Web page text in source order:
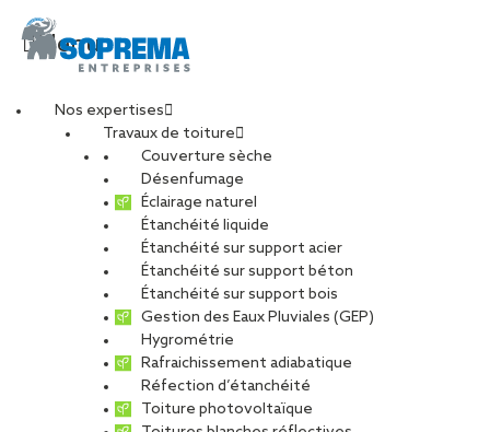
Menu
Nos expertises
Travaux de toiture
Couverture sèche
Désenfumage
Éclairage naturel
Étanchéité liquide
Étanchéité sur support acier
Étanchéité sur support béton
Étanchéité sur support bois
Gestion des Eaux Pluviales (GEP)
Hygrométrie
Rafraichissement adiabatique
Réfection d’étanchéité
Toiture photovoltaïque
Soprassistance.fr : le
nouveau site dédié
aux services
Soprassistance®
PARTAGER